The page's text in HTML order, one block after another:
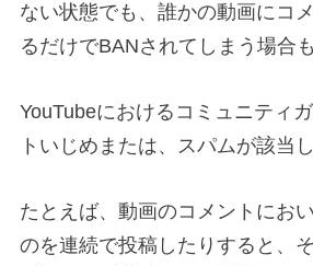
ない状態でも、誰かの動画にコ
るだけでBANされてしまう場合
YouTubeにおけるコミュニティ
トいじめまたは、スパムが該当し
たとえば、動画のコメントにお
のを連続で投稿したりすると、